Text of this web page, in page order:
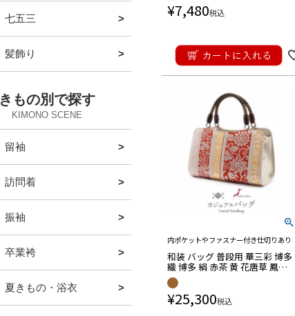
七五三 全ての七五三商品
三歳用
五歳用
七歳用
関連小物
髪飾り 全ての髪飾り
コーム・Uピン
ブランド髪飾り
きもの別で探す
KIMONO SCENE
留袖 全ての留袖用
草履バッグセット
帯締め・帯揚げ
訪問着 全ての訪問着用
草履バッグセット
帯締め・帯揚げ
半衿・重ね衿
振袖
卒業袴 全ての卒業袴商品
草履バッグセット
袴単品
重ね衿
髪飾り
バッグ・巾着
夏きもの・浴衣 全ての夏物商品
夏の帯
夏きもの
夏の草履
夏の和雑貨
夏の肌着
夏の半衿
夏の帯揚
夏の帯締め
髪飾り
夏のバッグ・巾着・かご
バッグ
夏の暑さ対策商品
¥7,480税込
内ポケットやファスナー付き仕切りあり
和装 バッグ 普段用 華三彩 博多
織 博多 絹 赤茶 黄 花唐草 鳳凰
日本製 伝統工芸品 カジュアル
用 小紋 紬 色無地 御召
¥25,300税込